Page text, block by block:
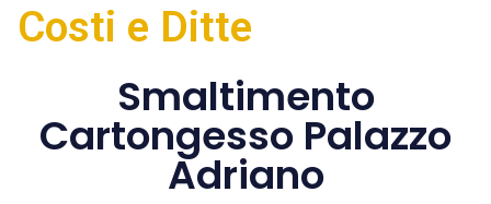
Costi e Ditte
Smaltimento
Cartongesso Palazzo
Adriano